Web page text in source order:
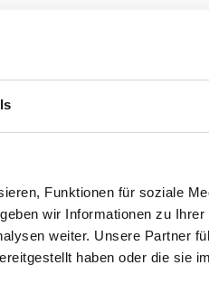
Funktionen für soziale
wir Informationen zu Ihrer
weiter. Unsere Partner
haben oder die sie
REGIN